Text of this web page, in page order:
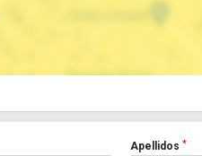
Apellidos *